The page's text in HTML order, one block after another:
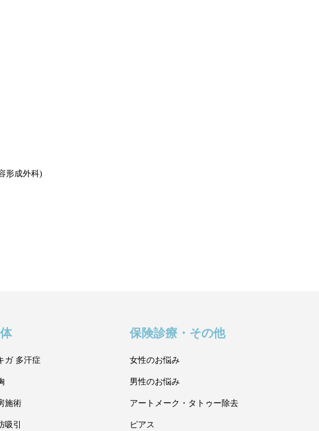
形成外科)
ガ 多汗症
施術
吸引
保険診療・その他
女性のお悩み
男性のお悩み
アートメーク・タトゥー除去
ピアス